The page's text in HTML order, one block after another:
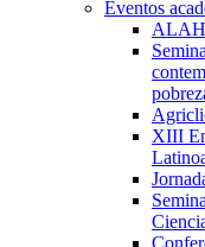
Eventos
XIII